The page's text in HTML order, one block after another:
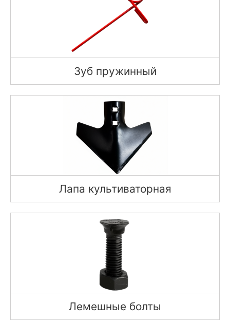
Зуб пружинный
Лапа культиваторная
Лемешные болты